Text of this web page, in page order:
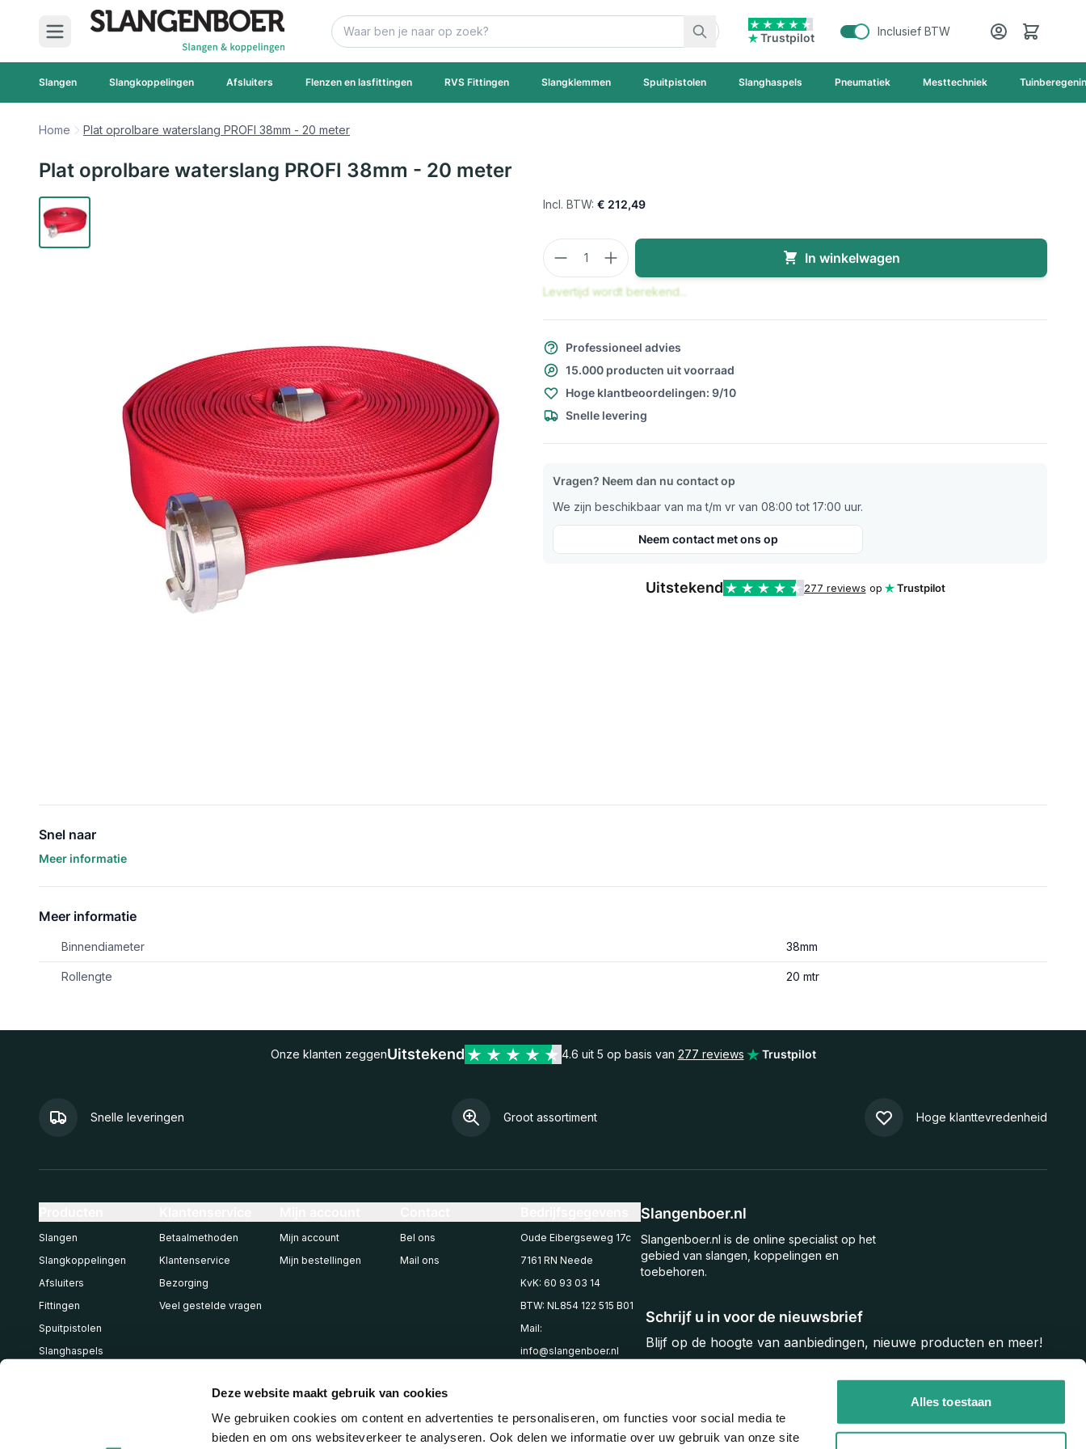
Deze website maakt gebruik van cookies
We gebruiken cookies om content en advertenties te personaliseren, om functies voor social media te
bieden en om ons websiteverkeer te analyseren. Ook delen we informatie over uw gebruik van onze site
Alles toestaan
Ga naar de inhoud
Zoek
Trustpilot
Inclusief BTW Cart
Slangen Slangkoppelingen Afsluiters Flenzen en lasfittingen RVS Fittingen Slangklemmen Spuitpistolen Slanghaspels Pneumatiek Mesttechniek
Home Plat oprolbare waterslang PROFI 38mm - 20 meter
Plat oprolbare waterslang PROFI 38mm - 20 meter
€ 212,49
Aantal
In winkelwagen
Levertijd wordt berekend...
Professioneel advies
15.000 producten uit voorraad
Hoge klantbeoordelingen: 9/10
Snelle levering
Vragen? Neem dan nu contact op
We zijn beschikbaar van ma t/m vr van 08:00 tot 17:00 uur.
Neem contact met ons op
Uitstekend 277 reviews op Trustpilot
Snel naar
Meer informatie
Meer informatie
Binnendiameter 38mm
Rollengte 20 mtr
Onze klanten zeggenUitstekend 4.6 uit 5 op basis van 277 reviews Trustpilot
Snelle leveringen Groot assortiment Hoge klanttevredenheid
Schrijf u in voor de nieuwsbrief
Blijf op de hoogte van aanbiedingen, nieuwe producten en meer!
Slangenboer.nl
Slangenboer.nl is de online specialist op het
gebied van slangen, koppelingen en
toebehoren.
Slangen
Slangkoppelingen
Afsluiters
Fittingen
Spuitpistolen
Slanghaspels
Betaalmethoden
Klantenservice
Bezorging
Veel gestelde vragen
Mijn account
Mijn bestellingen
Bel ons
Mail ons
Oude Eibergseweg 17c
7161 RN Neede
KvK: 60 93 03 14
BTW: NL854 122 515 B01
Mail:
info@slangenboer.nl